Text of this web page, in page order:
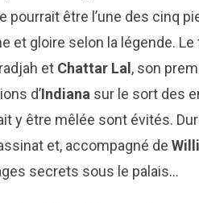
pourrait être l’une des cinq
et gloire selon la légende.
et Chattar Lal, son
d’Indiana sur le sort des
y être mêlée sont évités.
et, accompagné de
secrets sous le palais…